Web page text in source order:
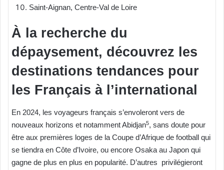
Saint-Aignan, Centre-Val de Loire
À la recherche du
dépaysement, découvrez les
destinations tendances pour
les Français à l’international
En 2024, les voyageurs français s’envoleront vers de
nouveaux horizons et notamment Abidjan5, sans doute pour
être aux premières loges de la Coupe d’Afrique de football qui
se tiendra en Côte d’Ivoire, ou encore Osaka au Japon qui
gagne de plus en plus en popularité. D’autres privilégieront